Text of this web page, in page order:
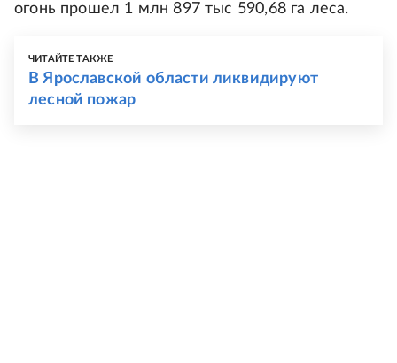
огонь прошел 1 млн 897 тыс 590,68 га леса.
ЧИТАЙТЕ ТАКЖЕ
В Ярославской области ликвидируют
лесной пожар